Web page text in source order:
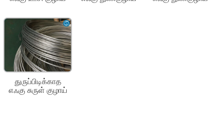
துருப்பிடிக்காத
எஃகு சுருள் குழாய்